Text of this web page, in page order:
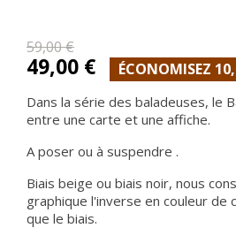
59,00 €
49,00 € ÉCONOMISEZ
Dans la série des baladeuses, le
entre une carte et une affiche.
A poser ou à suspendre .
Biais beige ou biais noir, nous
graphique l'inverse en couleur de
que le biais.